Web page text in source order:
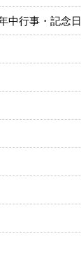
中行事・記念日